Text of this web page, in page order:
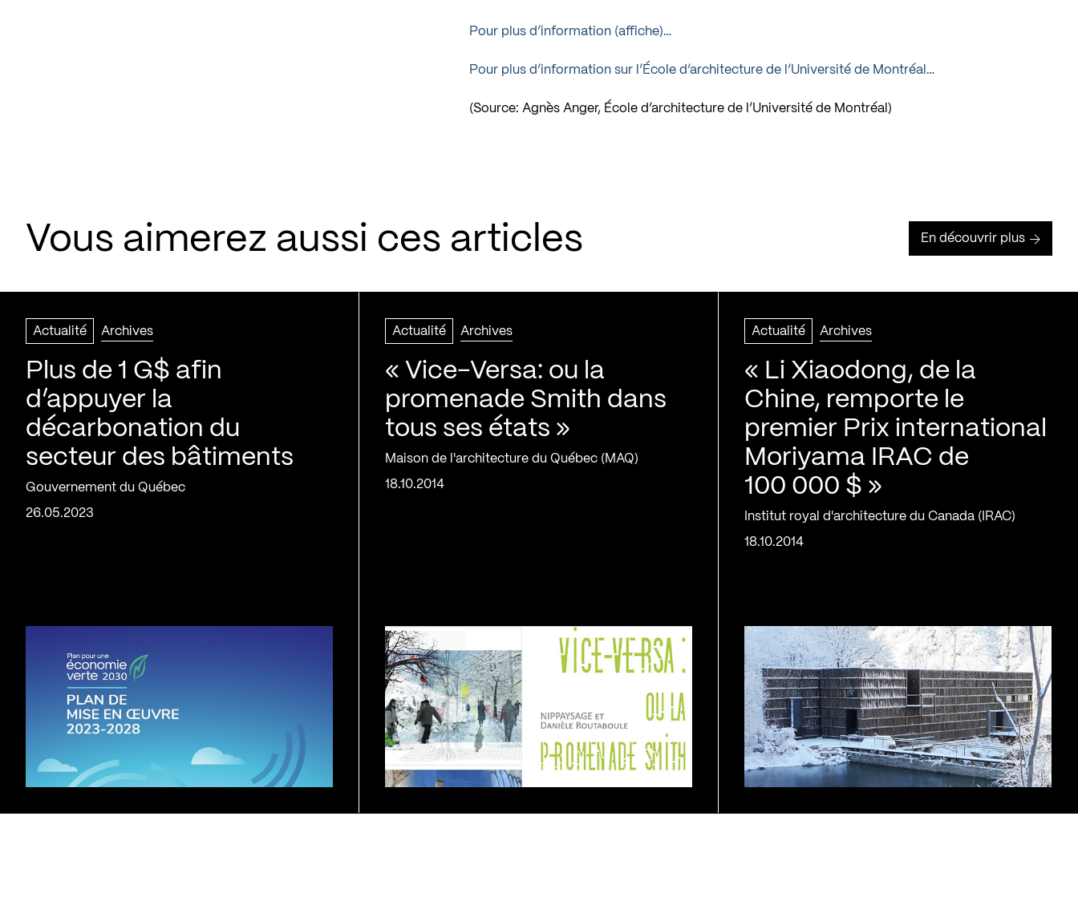
Pour plus d’information (affiche)…
Pour plus d’information sur l’École d’architecture de l’Université de Montréal…
(Source: Agnès Anger, École d’architecture de l’Université de Montréal)
Vous aimerez aussi ces articles En découvrir plus
Actualité Archives
Plus de 1 G$ afin
d’appuyer la
décarbonation du
secteur des bâtiments
Gouvernement du Québec
26.05.2023
Actualité Archives
« Vice-Versa: ou la
promenade Smith dans
tous ses états »
Maison de l'architecture du Québec (MAQ)
18.10.2014
Actualité Archives
« Li Xiaodong, de la
Chine, remporte le
premier Prix international
Moriyama IRAC de
100 000 $ »
Institut royal d'architecture du Canada (IRAC)
18.10.2014